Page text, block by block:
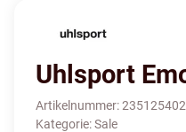
Uhlsport
Artikelnummer:235125402
Kategorie:Sale